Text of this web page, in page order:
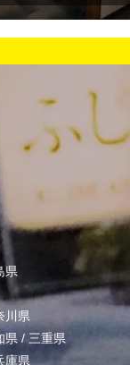
県
川県
県 / 三重県
庫県